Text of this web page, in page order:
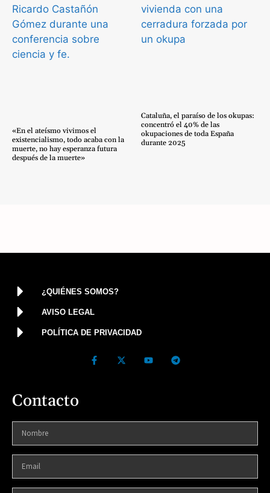
«En el ateísmo vivimos el
existencialismo, todo acaba con la
muerte, no hay esperanza futura
después de la muerte»
Cataluña, el paraíso de los okupas:
concentró el 40% de las
okupaciones de toda España
durante 2025
¿QUIÉNES SOMOS?
AVISO LEGAL
POLÍTICA DE PRIVACIDAD
Contacto